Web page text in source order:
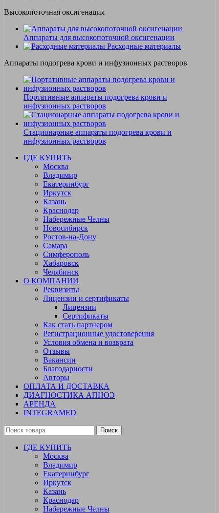
Высокопоточная оксигенация
Аппараты для высокопоточной оксигенации
Расходные материалы
Аппараты подогрева крови и инфузионных растворов
Портативные аппараты подогрева крови и
инфузионных растворов
Стационарные аппараты подогрева крови и
инфузионных растворов
ГДЕ КУПИТЬ
Москва
Владимир
Екатеринбург
Иркутск
Казань
Краснодар
Набережные Челны
Новосибирск
Ростов-на-Дону
Самара
Симферополь
Хабаровск
Челябинск
О КОМПАНИИ
Реквизиты
Лицензии и сертификаты
Лицензии
Сертификаты
Как стать партнером
Регистрационные удостоверения
Условия обмена и возврата
Отзывы
Вакансии
Благодарности
Авторы
ОПЛАТА И ДОСТАВКА
ДИАГНОСТИКА АПНОЭ
АРЕНДА
INTEGRAMED
Поиск
ГДЕ КУПИТЬ
Москва
Владимир
Екатеринбург
Иркутск
Казань
Краснодар
Набережные Челны